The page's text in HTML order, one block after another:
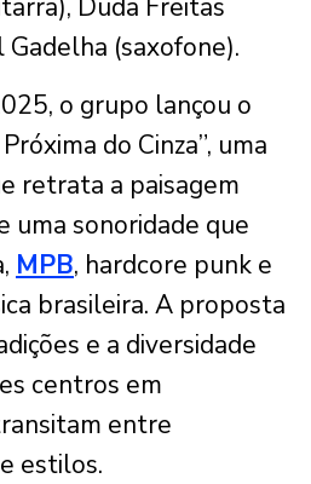
Duda Freitas
(saxofone).
o grupo lançou o
do Cinza”, uma
retrata a paisagem
uma sonoridade que
MPB, hardcore punk e
brasileira. A proposta
e a diversidade
centros em
entre
estilos.